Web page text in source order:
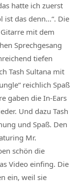
hatte ich zuerst
ist das denn…“. Die
mit dem
Sprechgesang
tiefen
Tash Sultana mit
reichlich Spaß
gaben die In-Ears
Und dazu Tash
und Spaß. Den
Mr.
schön die
Video einfing. Die
ein, weil sie